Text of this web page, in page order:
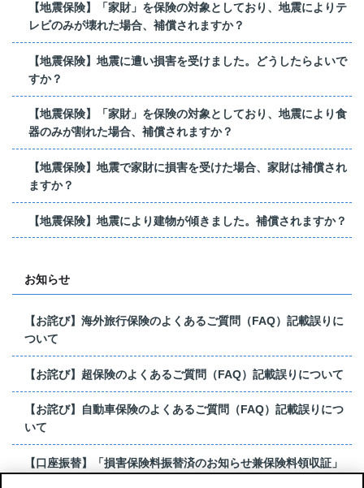
【地震保険】「家財」を保険の対象としており、地震によりテ
レビのみが壊れた場合、補償されますか？
【地震保険】地震に遭い損害を受けました。どうしたらよいで
すか？
【地震保険】「家財」を保険の対象としており、地震により食
器のみが割れた場合、補償されますか？
【地震保険】地震で家財に損害を受けた場合、家財は補償され
ますか？
【地震保険】地震により建物が傾きました。補償されますか？
お知らせ
【お詫び】海外旅行保険のよくあるご質問（FAQ）記載誤りに
ついて
【お詫び】超保険のよくあるご質問（FAQ）記載誤りについて
【お詫び】自動車保険のよくあるご質問（FAQ）記載誤りにつ
いて
【口座振替】「損害保険料振替済のお知らせ兼保険料領収証」